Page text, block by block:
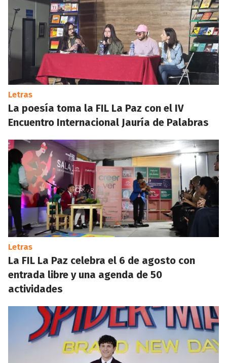
Letras
La poesía toma la FIL La Paz con el IV
Encuentro Internacional Jauría de Palabras
Letras
La FIL La Paz celebra el 6 de agosto con
entrada libre y una agenda de 50
actividades